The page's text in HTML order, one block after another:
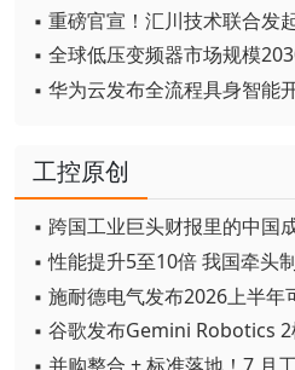
▪ 全球低压变频器市场规模
▪ 华为云发布全流程具身智能
工控原创
▪ 跨国工业巨头财报里的中国